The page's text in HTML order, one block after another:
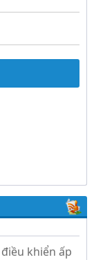
Giải Pháp Ấp
khiển ấp
ĐKMACN,